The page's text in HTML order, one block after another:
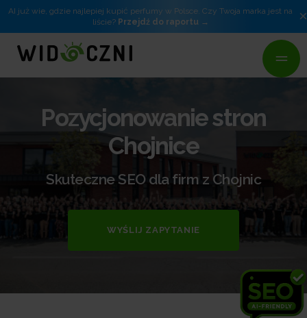
AI już wie, gdzie najlepiej kupić perfumy w Polsce. Czy Twoja marka jest na
liście? Przejdź do raportu ×
Pozycjonowanie stron
Chojnice
Skuteczne SEO dla firm z Chojnic
WYŚLIJ ZAPYTANIE